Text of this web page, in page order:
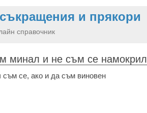
и прякори
справочник
минал и не съм се намокрил
се, ако и да съм виновен